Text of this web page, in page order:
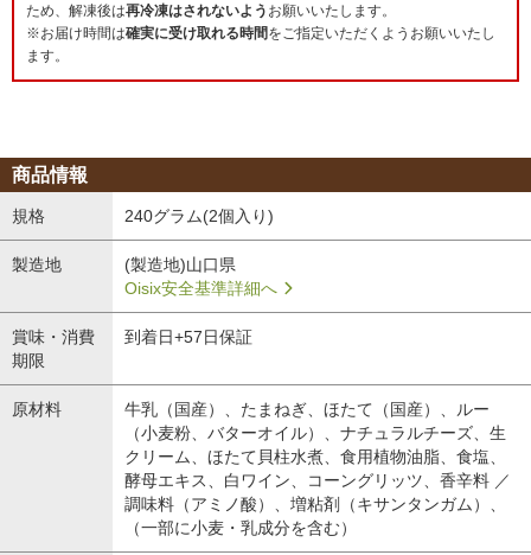
ため、解凍後は再冷凍はされないよう お願いいたします。
※お届け時間は確実に受け取れる時間をご指定いただくようお願いいたし
ます。